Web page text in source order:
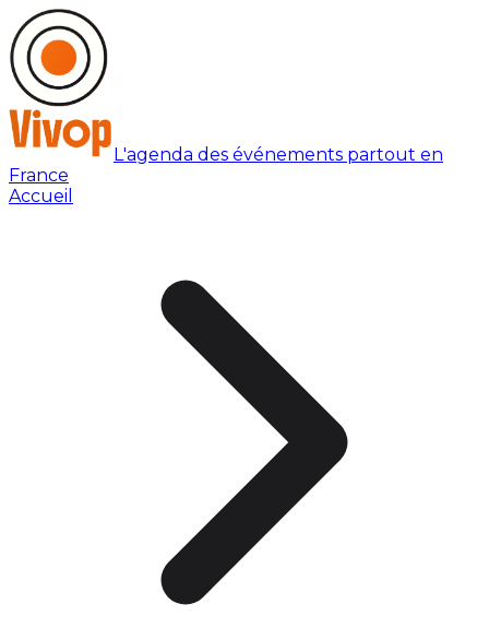
L'agenda des événements partout en
France
Accueil